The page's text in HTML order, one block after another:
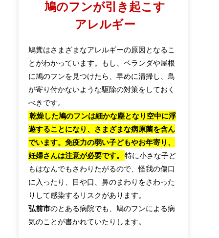
鳩のフンが引き起こす
アレルギー
鳩糞はさまざまなアレルギーの原因となるこ
とがわかっています。もし、ベランダや屋根
に鳩のフンを見つけたら、早めに清掃し、鳥
が寄り付かないような駆除の対策をしておく
べきです。
乾燥した鳩のフンは細かな塵となり空中に浮
遊することになり、さまざまな病原菌を含ん
でいます。免疫力の弱い子どもやお年寄り、
妊婦さんは注意が必要です。
特に小さな子ど
もはなんでもさわりたがるので、怪我の傷口
に入ったり、目や口、鼻のまわりをさわった
りして感染するリスクがあります。
弘前市のとある病院でも、鳩のフンによる病
気のことが書かれていたりします。